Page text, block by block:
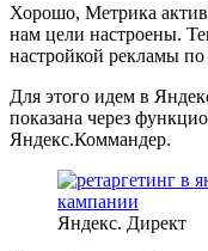
Хорошо, Метрика
нам цели настроены.
настройкой рекламы
Для этого идем в
показана через
Яндекс.Коммандер.
Яндекс. Директ